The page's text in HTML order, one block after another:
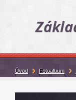
Úvod Fotoalbum